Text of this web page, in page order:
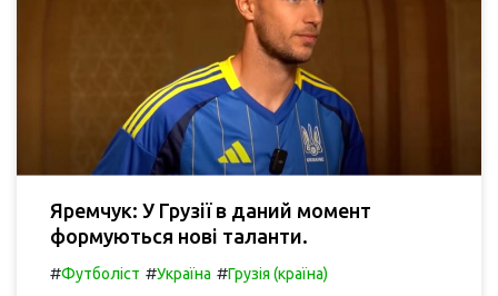
Яремчук: У Грузії в даний момент
формуються нові таланти.
#Футболіст #Україна #Грузія (країна)